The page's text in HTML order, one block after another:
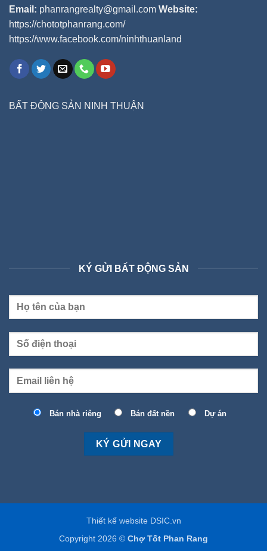
Email: phanrangrealty@gmail.com Website:
https://chototphanrang.com/
https://www.facebook.com/ninhthuanland
BẤT ĐỘNG SẢN NINH THUẬN
KÝ GỬI BẤT ĐỘNG SẢN
Bán nhà riêng Bán đất nền Dự án
Thiết kế website DSIC.vn
Copyright 2026 © Chợ Tốt Phan Rang